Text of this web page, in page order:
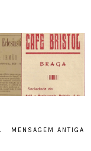
MENSAGEM ANTIGA